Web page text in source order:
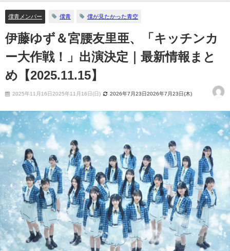
僕青メンバー 僕青 僕が見たかった青空
伊藤ゆず＆宮腰友里亜、「キッチンカ
ー大作戦！」出演決定｜最新情報まと
め【2025.11.15】
2025年11月16日2025年11月16日(日) 2026年7月23日2026年7月23日(木)